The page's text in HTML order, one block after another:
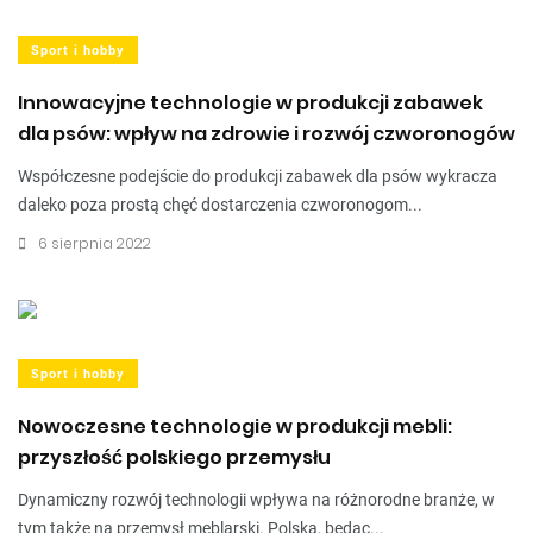
Sport i hobby
Innowacyjne technologie w produkcji zabawek
dla psów: wpływ na zdrowie i rozwój czworonogów
Współczesne podejście do produkcji zabawek dla psów wykracza
daleko poza prostą chęć dostarczenia czworonogom...
6 sierpnia 2022
Sport i hobby
Nowoczesne technologie w produkcji mebli:
przyszłość polskiego przemysłu
Dynamiczny rozwój technologii wpływa na różnorodne branże, w
tym także na przemysł meblarski. Polska, będąc...